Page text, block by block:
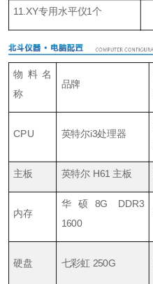
11.XY专用水平仪1个
物料名
称
品牌
CPU 英特尔i3处理器
主板 英特尔 H61 主板
内存
华硕8G DDR3
1600
硬盘 七彩虹 250G